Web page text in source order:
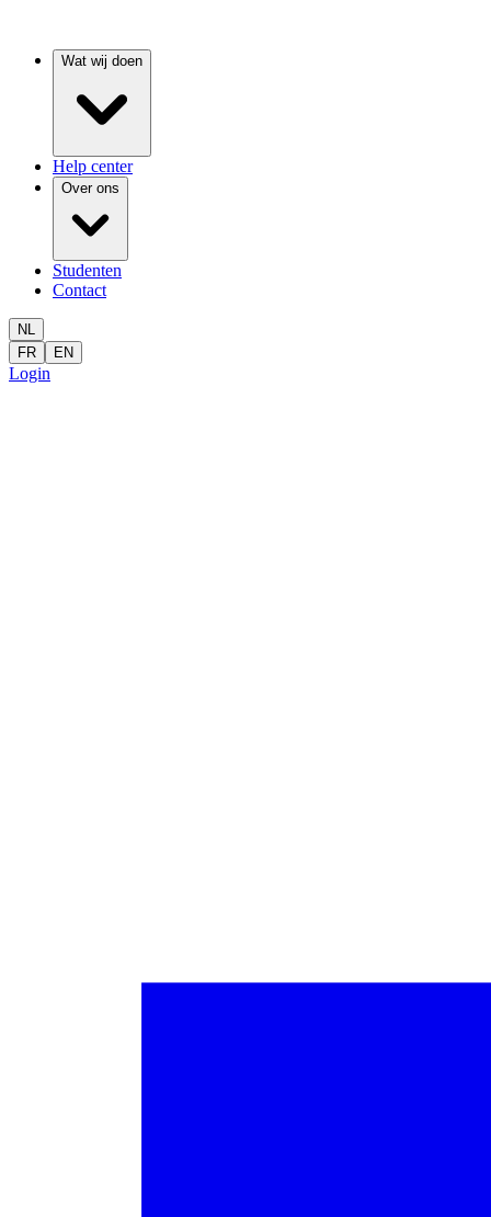
Wat wij doen
Help center
Over ons
Studenten
Contact
NL
FR
EN
Login